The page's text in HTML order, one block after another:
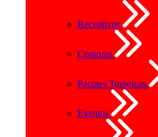
Receptivos
Compras
Pacotes Turísticos
Eventos